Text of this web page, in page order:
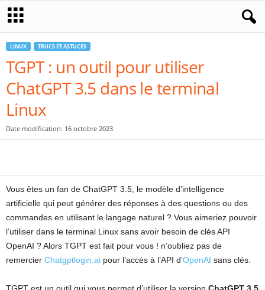
LINUX TRUCS ET ASTUCES
TGPT : un outil pour utiliser
ChatGPT 3.5 dans le terminal
Linux
Date modification: 16 octobre 2023
Vous êtes un fan de ChatGPT 3.5, le modèle d’intelligence
artificielle qui peut générer des réponses à des questions ou des
commandes en utilisant le langage naturel ? Vous aimeriez pouvoir
l’utiliser dans le terminal Linux sans avoir besoin de clés API
OpenAI ? Alors TGPT est fait pour vous ! n’oubliez pas de
remercier Chatgptlogin.ai pour l’accès à l’API d’OpenAI sans clés.